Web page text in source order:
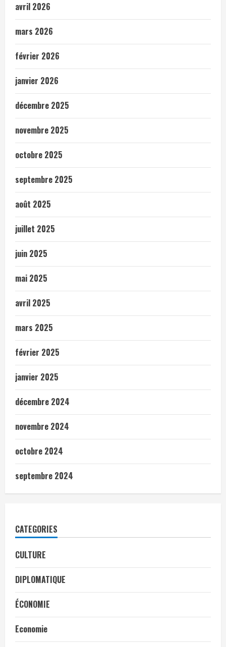
avril 2026
mars 2026
février 2026
janvier 2026
décembre 2025
novembre 2025
octobre 2025
septembre 2025
août 2025
juillet 2025
juin 2025
mai 2025
avril 2025
mars 2025
février 2025
janvier 2025
décembre 2024
novembre 2024
octobre 2024
septembre 2024
CATEGORIES
CULTURE
DIPLOMATIQUE
ÉCONOMIE
Economie